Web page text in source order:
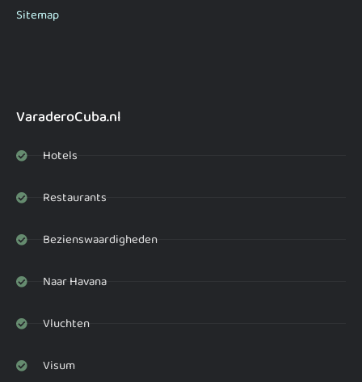
Sitemap
VaraderoCuba.nl
Hotels
Restaurants
Bezienswaardigheden
Naar Havana
Vluchten
Visum